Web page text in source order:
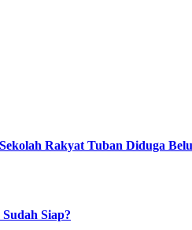
Rakyat Tuban Diduga
Siap?